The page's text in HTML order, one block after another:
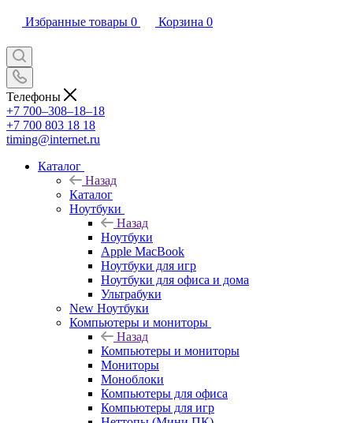
Избранные товары 0 Корзина 0
Телефоны
+7 700‒308‒18‒18
+7 700 803 18 18
timing@internet.ru
Каталог
Назад
Каталог
Ноутбуки
Назад
Ноутбуки
Apple MacBook
Ноутбуки для игр
Ноутбуки для офиса и дома
Ультрабуки
New Ноутбуки
Компьютеры и мониторы
Назад
Компьютеры и мониторы
Мониторы
Моноблоки
Компьютеры для офиса
Компьютеры для игр